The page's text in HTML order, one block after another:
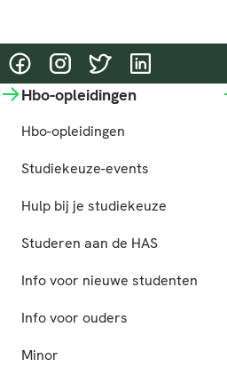
@HASgreenacademy
@HASgreenacademy
Hbo-opleidingen
Hbo-opleidingen
Studiekeuze-events
Hulp bij je studiekeuze
Studeren aan de HAS
Info voor nieuwe studenten
Info voor ouders
Minor